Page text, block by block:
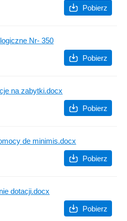
Pobierz
Nr- 350
Pobierz
na zabytki.docx
Pobierz
de minimis.docx
Pobierz
dotacji.docx
Pobierz